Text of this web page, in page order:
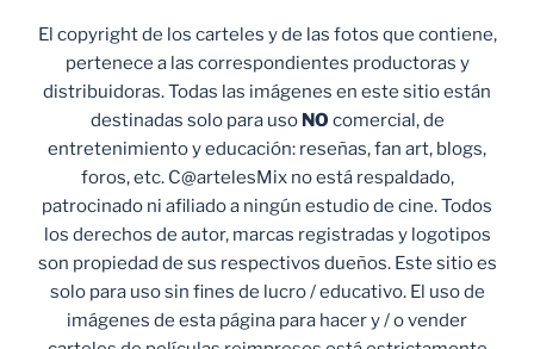
El copyright de los carteles y de las fotos que contiene,
pertenece a las correspondientes productoras y
distribuidoras. Todas las imágenes en este sitio están
destinadas solo para uso NO comercial, de
entretenimiento y educación: reseñas, fan art, blogs,
foros, etc. C@artelesMix no está respaldado,
patrocinado ni afiliado a ningún estudio de cine. Todos
los derechos de autor, marcas registradas y logotipos
son propiedad de sus respectivos dueños. Este sitio es
solo para uso sin fines de lucro / educativo. El uso de
imágenes de esta página para hacer y / o vender